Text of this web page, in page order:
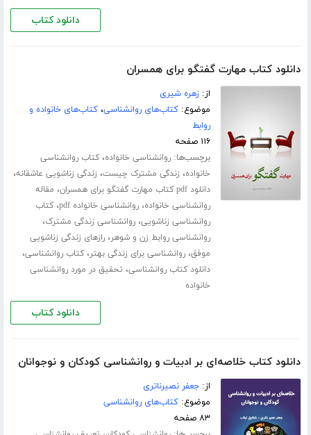
دانلود کتاب
دانلود کتاب مهارت گفتگو برای همسران
از:زهره شیری
موضوع:کتاب‌های روانشناسی،کتاب‌های خانواده و
روابط
۱۱۶ صفحه
برچسب‌ها:روانشناسی خانواده،کتاب روانشناسی
خانواده، زندگی مشترک چیست، زندگی زناشویی عاشقانه،
دانلود pdf کتاب مهارت گفتگو برای همسران ، مقاله
روانشناسی خانواده،روانشناسی خانواده pdf ،کتاب
روانشناسی زناشویی،روانشناسی زندگی مشترک،
روانشناسی روابط زن و شوهر،رازهای زندگی زناشویی
موفق،روانشناسی برای زندگی بهتر،کتاب روانشناسی،
دانلود کتاب روانشناسی، تحقیق در مورد روانشناسی
خانواده
دانلود کتاب
دانلود کتاب خلاصه‌ای بر ادبیات و روانشناسی کودکان و نوجوانان
از:جعفر نصیرناتری
موضوع:کتاب‌های روانشناسی
۸۳ صفحه